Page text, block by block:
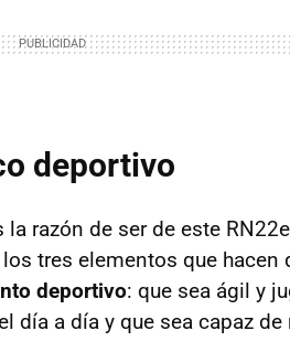
deportivo
razón de ser de este
tres elementos que hacen
deportivo: que sea ágil y
día a día y que sea capaz